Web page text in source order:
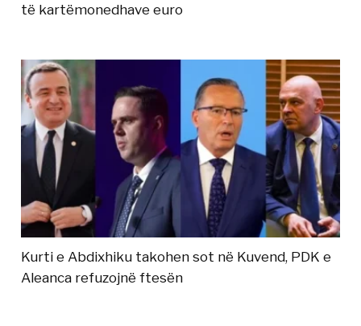
të kartëmonedhave euro
Kurti e Abdixhiku takohen sot në Kuvend, PDK e
Aleanca refuzojnë ftesën